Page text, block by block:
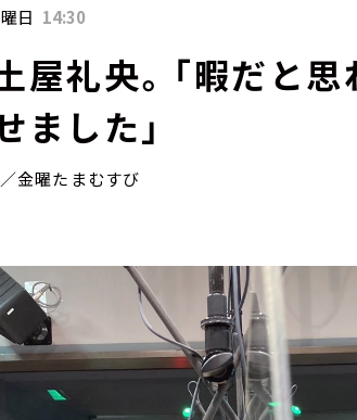
日 14:30
屋礼央。「暇だと
ました」
金曜たまむすび